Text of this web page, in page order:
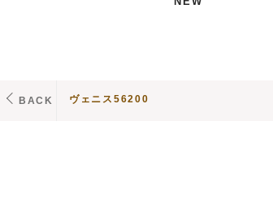
BACK ヴェニス56200